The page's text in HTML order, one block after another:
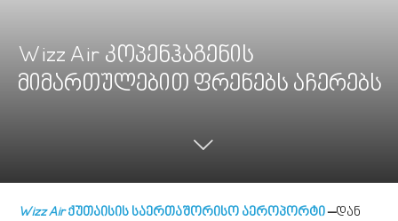
Wizz Air კოპენჰაგენის
მიმართულებით ფრენებს აჩერებს
Wizz Airქუთაისის საერთაშორისო აეროპორტი–დან